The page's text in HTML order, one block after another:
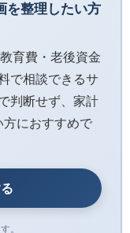
を整理したい方
育費・老後資金
で相談できるサ
判断せず、家計
方におすすめで
。